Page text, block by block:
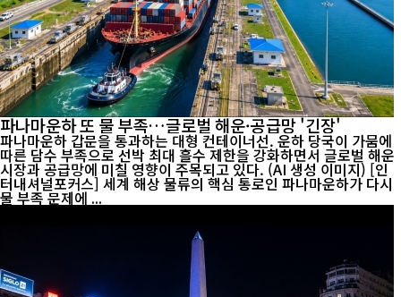
파나마운하 또 물 부족…글로벌 해운·공급망 '긴장'
파나마운하 갑문을 통과하는 대형 컨테이너선. 운하 당국이 가뭄에
따른 담수 부족으로 선박 최대 흘수 제한을 강화하면서 글로벌 해운
시장과 공급망에 미칠 영향이 주목되고 있다. (AI 생성 이미지) [인
터내셔널포커스] 세계 해상 물류의 핵심 통로인 파나마운하가 다시
물 부족 문제에 ...